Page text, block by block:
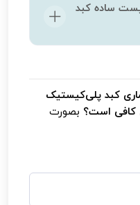
ساده کبد
منفرد است.
کبد پلی‌کیستیک
کافی است؟ بصورت